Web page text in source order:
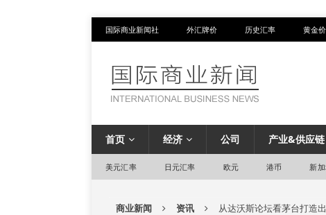
国际商业新闻社 外汇牌价 历史汇率 黄金
首页 经济 公司 产业&供应链
美元汇率 日元汇率 欧元 港币 新
商业新闻 资讯 从达沃斯论坛看茅台打造